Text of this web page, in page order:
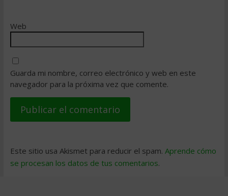
Web
Guarda mi nombre, correo electrónico y web en este
navegador para la próxima vez que comente.
Este sitio usa Akismet para reducir el spam. Aprende cómo
se procesan los datos de tus comentarios.